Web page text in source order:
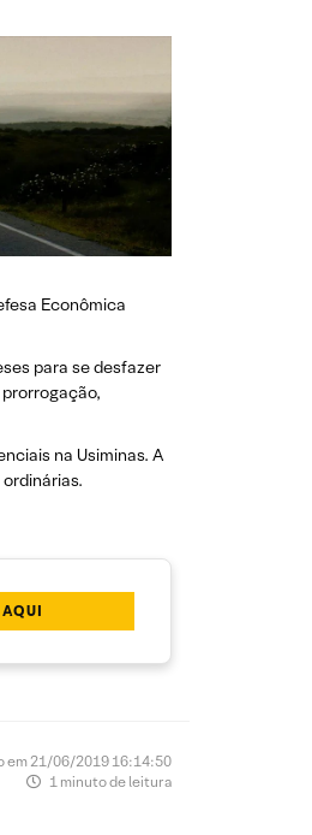
Econômica
para se desfazer
na Usiminas. A
em 21/06/2019 16:14:50
1 minuto de leitura